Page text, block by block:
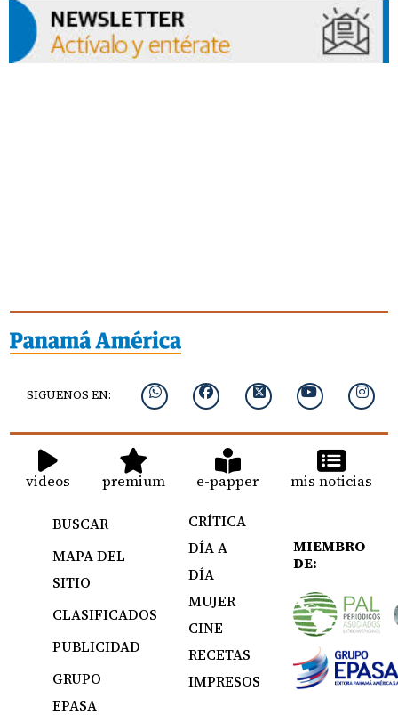
SIGUENOS EN:
videos premium e-papper mis noticias
BUSCAR
MAPA DEL
SITIO
CLASIFICADOS
PUBLICIDAD
GRUPO
EPASA
CRÍTICA
DÍA A
DÍA
MUJER
CINE
RECETAS
IMPRESOS
MIEMBRO
DE: